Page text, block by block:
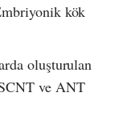
kök
oluşturulan
ve ANT